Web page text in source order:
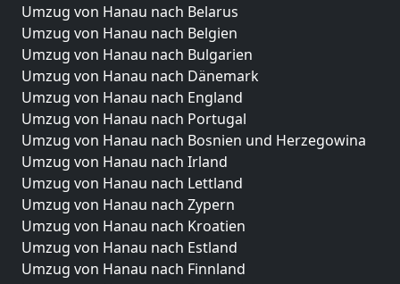
Umzug von Hanau nach Belarus
Umzug von Hanau nach Belgien
Umzug von Hanau nach Bulgarien
Umzug von Hanau nach Dänemark
Umzug von Hanau nach England
Umzug von Hanau nach Portugal
Umzug von Hanau nach Bosnien und Herzegowina
Umzug von Hanau nach Irland
Umzug von Hanau nach Lettland
Umzug von Hanau nach Zypern
Umzug von Hanau nach Kroatien
Umzug von Hanau nach Estland
Umzug von Hanau nach Finnland